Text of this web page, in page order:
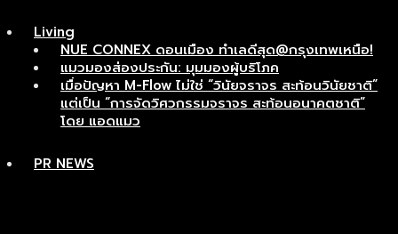
Living
NUE CONNEX ดอนเมือง ทำเลดีสุด@กรุงเทพเหนือ!
แมวมองส่องประกัน: มุมมองผู้บริโภค
เมื่อปัญหา M-Flow ไม่ใช่ “วินัยจราจร สะท้อนวินัยชาติ”
แต่เป็น “การจัดวิศวกรรมจราจร สะท้อนอนาคตชาติ”
โดย แอดแมว
PR NEWS